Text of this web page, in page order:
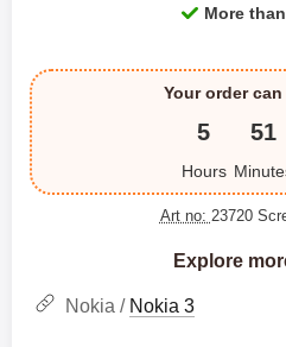
Product
More
Your order
5
Hours
51
Art no: 23720
Explore
Nokia / Nokia 3